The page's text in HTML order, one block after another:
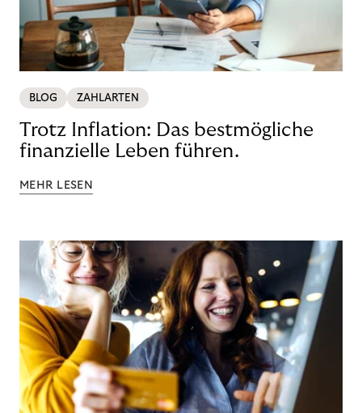
BLOG ZAHLARTEN
Trotz Inflation: Das bestmögliche
finanzielle Leben führen.
MEHR LESEN